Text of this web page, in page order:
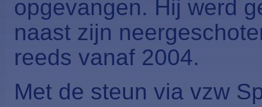
opgevangen. Hij werd
naast zijn
reeds vanaf 2004.
Met de steun via vzw